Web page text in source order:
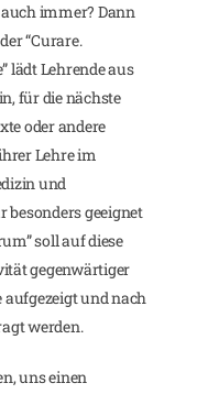
immer? Dann
“Curare.
lädt Lehrende aus
für die nächste
oder andere
Lehre im
und
geeignet
soll auf diese
gegenwärtiger
und nach
werden.
uns einen